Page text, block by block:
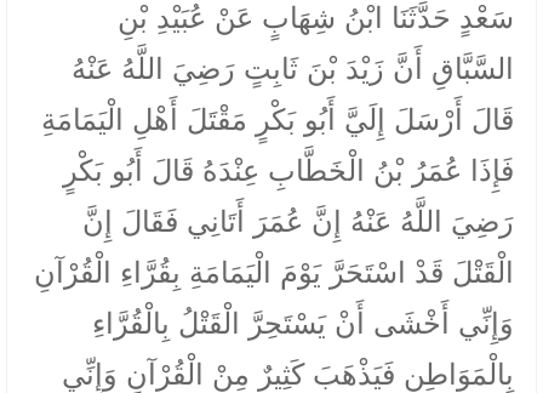
سَعْدٍ حَدَّثَنَا ابْنُ شِهَابٍ عَنْ عُبَيْدِ بْنِ
السَّبَّاقِ أَنَّ زَيْدَ بْنَ ثَابِتٍ رَضِيَ اللَّهُ عَنْهُ
قَالَ أَرْسَلَ إِلَيَّ أَبُو بَكْرٍ مَقْتَلَ أَهْلِ الْيَمَامَةِ
فَإِذَا عُمَرُ بْنُ الْخَطَّابِ عِنْدَهُ قَالَ أَبُو بَكْرٍ
رَضِيَ اللَّهُ عَنْهُ إِنَّ عُمَرَ أَتَانِي فَقَالَ إِنَّ
الْقَتْلَ قَدْ اسْتَحَرَّ يَوْمَ الْيَمَامَةِ بِقُرَّاءِ الْقُرْآنِ
وَإِنِّي أَخْشَى أَنْ يَسْتَحِرَّ الْقَتْلُ بِالْقُرَّاءِ
بِالْمَوَاطِنِ فَيَذْهَبَ كَثِيرٌ مِنْ الْقُرْآنِ وَإِنِّي